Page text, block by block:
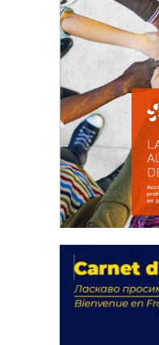
actions
18 septembre 2023
FEUILLETER